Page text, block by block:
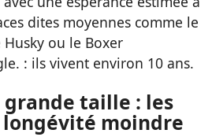
dites moyennes comme le
ou le Boxer
: ils vivent environ 10 ans.
grande taille : les
longévité moindre